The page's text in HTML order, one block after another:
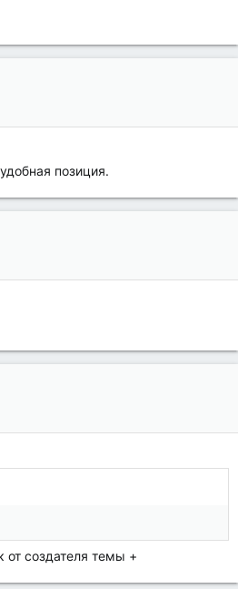
позиция.
от создателя темы +